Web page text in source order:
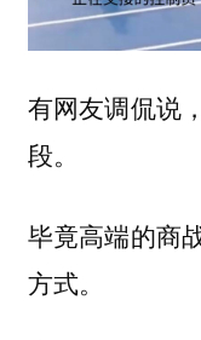
有网友调侃说
段。
毕竟高端的商
方式。